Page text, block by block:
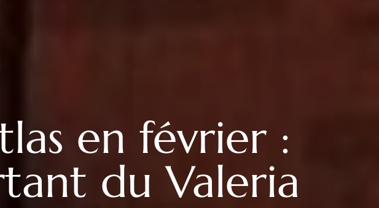
en février :
du Valeria